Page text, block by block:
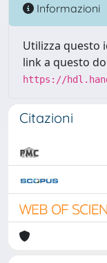
Informazioni
Utilizza questo
link a questo
https://
Citazioni